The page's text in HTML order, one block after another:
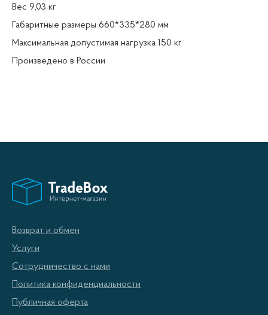
Вес 9,03 кг
Габаритные размеры 660*335*280 мм
Максимальная допустимая нагрузка 150 кг
Произведено в России
Возврат и обмен
Услуги
Сотрудничество с нами
Политика конфиденциальности
Публичная оферта